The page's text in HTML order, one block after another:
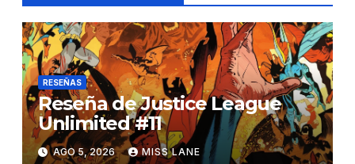
RESEÑAS
Reseña de Justice League
Unlimited #11
AGO 5, 2026 MISS LANE